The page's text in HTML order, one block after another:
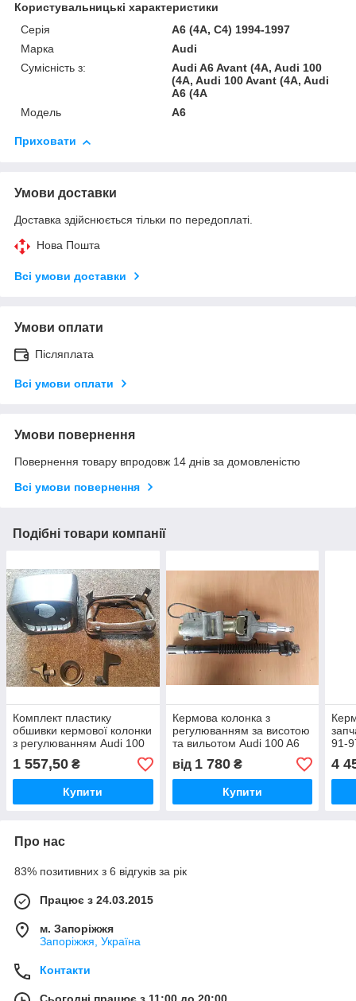
Користувальницькі характеристики
Серія
A6 (4A, C4) 1994-1997
Марка
Audi
Сумісність з:
Audi A6 Avant (4A, Audi 100
(4A, Audi 100 Avant (4A, Audi
A6 (4A
Модель
A6
Приховати
Умови доставки
Доставка здійснюється тільки по передоплаті.
Нова Пошта
Всі умови доставки
Умови оплати
Післяплата
Всі умови оплати
Умови повернення
Повернення товару впродовж 14 днів за домовленістю
Всі умови повернення
Подібні товари компанії
Комплект пластику
обшивки кермової колонки
з регулюванням Audi 100
1 557,50 ₴
Купити
Кермова колонка з
регулюванням за висотою
та вильотом Audi 100 A6
від 1 780₴
Купити
91-
4
Про нас
83% позитивних з 6 відгуків за рік
Працює з 24.03.2015
м. Запоріжжя
Запоріжжя, Україна
Контакти